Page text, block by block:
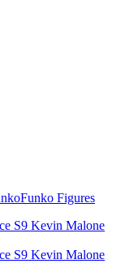
Funko Figures